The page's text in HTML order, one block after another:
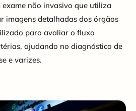
não invasivo que utiliza
imagens detalhadas dos órgãos
para avaliar o fluxo
ajudando no diagnóstico de
e varizes.